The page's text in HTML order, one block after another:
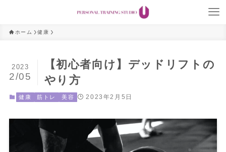
ホーム 健康
【初心者向け】デッドリフトの
やり方
2023
2/05
健康 筋トレ 美容 2023年2月5日